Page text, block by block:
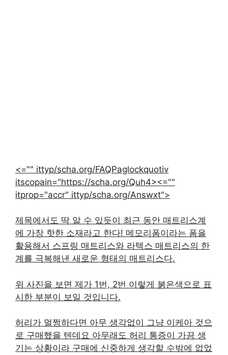
<="" ittyp/scha.org/FAQPaglockquotiv
itscopain="https://scha.org/Quh4><=""
itprop="accr" ittyp/scha.org/Answxt">
제목에서도 딱 알 수 있듯이 최근 동안 매트리스계
에 가장 핫한 소재라고 한다! 메모리폼이라는 폼을
활용해서 스프링 매트리스와 라텍스 매트리스의 한
계를 극복해낸 새로운 형태의 매트리스다.
위 사진을 보면 제가 1번, 2번 이렇게 붉은색으로 표
시한 부분이 보일 것입니다.
허리가 멀쩡하다면 아무 생각없이 그냥 이케아 것으
로 구매했을 텐데요 아무래도 허리 통증이 가끔 생
기는 상황이라 구매에 신중하게 생각할 수밖에 없었